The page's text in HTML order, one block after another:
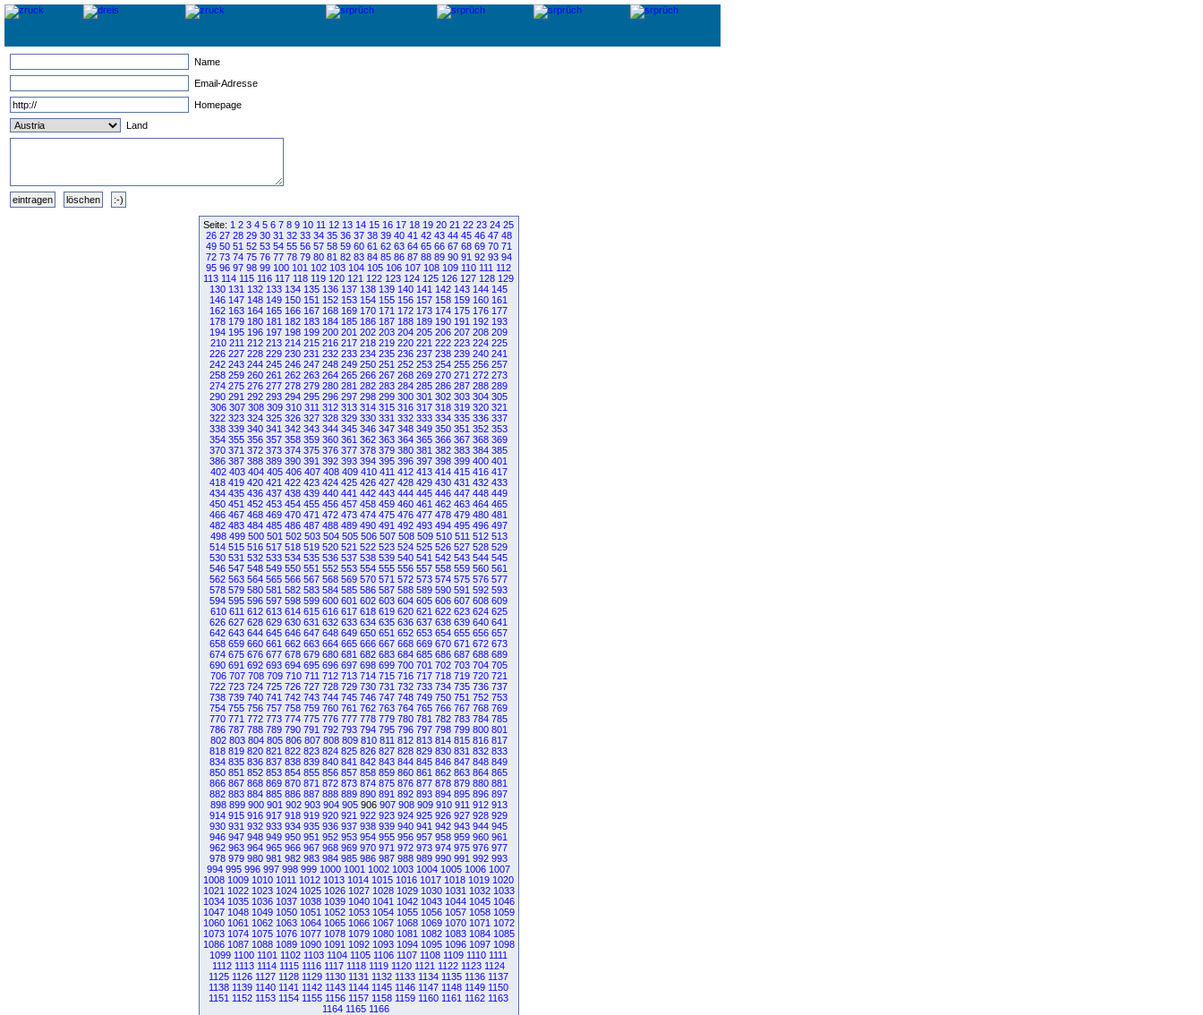
Name
Email-Adresse
Homepage
Land
Seite: 1 2 3 4 5 6 7 8 9 10 11 12 13 14 15 16 17 18 19 20 21 22 23 24 25
26 27 28 29 30 31 32 33 34 35 36 37 38 39 40 41 42 43 44 45 46 47 48
49 50 51 52 53 54 55 56 57 58 59 60 61 62 63 64 65 66 67 68 69 70 71
72 73 74 75 76 77 78 79 80 81 82 83 84 85 86 87 88 89 90 91 92 93 94
95 96 97 98 99 100 101 102 103 104 105 106 107 108 109 110 111 112
113 114 115 116 117 118 119 120 121 122 123 124 125 126 127 128 129
130 131 132 133 134 135 136 137 138 139 140 141 142 143 144 145
146 147 148 149 150 151 152 153 154 155 156 157 158 159 160 161
162 163 164 165 166 167 168 169 170 171 172 173 174 175 176 177
178 179 180 181 182 183 184 185 186 187 188 189 190 191 192 193
194 195 196 197 198 199 200 201 202 203 204 205 206 207 208 209
210 211 212 213 214 215 216 217 218 219 220 221 222 223 224 225
226 227 228 229 230 231 232 233 234 235 236 237 238 239 240 241
242 243 244 245 246 247 248 249 250 251 252 253 254 255 256 257
258 259 260 261 262 263 264 265 266 267 268 269 270 271 272 273
274 275 276 277 278 279 280 281 282 283 284 285 286 287 288 289
290 291 292 293 294 295 296 297 298 299 300 301 302 303 304 305
306 307 308 309 310 311 312 313 314 315 316 317 318 319 320 321
322 323 324 325 326 327 328 329 330 331 332 333 334 335 336 337
338 339 340 341 342 343 344 345 346 347 348 349 350 351 352 353
354 355 356 357 358 359 360 361 362 363 364 365 366 367 368 369
370 371 372 373 374 375 376 377 378 379 380 381 382 383 384 385
386 387 388 389 390 391 392 393 394 395 396 397 398 399 400 401
402 403 404 405 406 407 408 409 410 411 412 413 414 415 416 417
418 419 420 421 422 423 424 425 426 427 428 429 430 431 432 433
434 435 436 437 438 439 440 441 442 443 444 445 446 447 448 449
450 451 452 453 454 455 456 457 458 459 460 461 462 463 464 465
466 467 468 469 470 471 472 473 474 475 476 477 478 479 480 481
482 483 484 485 486 487 488 489 490 491 492 493 494 495 496 497
498 499 500 501 502 503 504 505 506 507 508 509 510 511 512 513
514 515 516 517 518 519 520 521 522 523 524 525 526 527 528 529
530 531 532 533 534 535 536 537 538 539 540 541 542 543 544 545
546 547 548 549 550 551 552 553 554 555 556 557 558 559 560 561
562 563 564 565 566 567 568 569 570 571 572 573 574 575 576 577
578 579 580 581 582 583 584 585 586 587 588 589 590 591 592 593
594 595 596 597 598 599 600 601 602 603 604 605 606 607 608 609
610 611 612 613 614 615 616 617 618 619 620 621 622 623 624 625
626 627 628 629 630 631 632 633 634 635 636 637 638 639 640 641
642 643 644 645 646 647 648 649 650 651 652 653 654 655 656 657
658 659 660 661 662 663 664 665 666 667 668 669 670 671 672 673
674 675 676 677 678 679 680 681 682 683 684 685 686 687 688 689
690 691 692 693 694 695 696 697 698 699 700 701 702 703 704 705
706 707 708 709 710 711 712 713 714 715 716 717 718 719 720 721
722 723 724 725 726 727 728 729 730 731 732 733 734 735 736 737
738 739 740 741 742 743 744 745 746 747 748 749 750 751 752 753
754 755 756 757 758 759 760 761 762 763 764 765 766 767 768 769
770 771 772 773 774 775 776 777 778 779 780 781 782 783 784 785
786 787 788 789 790 791 792 793 794 795 796 797 798 799 800 801
802 803 804 805 806 807 808 809 810 811 812 813 814 815 816 817
818 819 820 821 822 823 824 825 826 827 828 829 830 831 832 833
834 835 836 837 838 839 840 841 842 843 844 845 846 847 848 849
850 851 852 853 854 855 856 857 858 859 860 861 862 863 864 865
866 867 868 869 870 871 872 873 874 875 876 877 878 879 880 881
882 883 884 885 886 887 888 889 890 891 892 893 894 895 896 897
898 899 900 901 902 903 904 905906 907 908 909 910 911 912 913
914 915 916 917 918 919 920 921 922 923 924 925 926 927 928 929
930 931 932 933 934 935 936 937 938 939 940 941 942 943 944 945
946 947 948 949 950 951 952 953 954 955 956 957 958 959 960 961
962 963 964 965 966 967 968 969 970 971 972 973 974 975 976 977
978 979 980 981 982 983 984 985 986 987 988 989 990 991 992 993
994 995 996 997 998 999 1000 1001 1002 1003 1004 1005 1006 1007
1008 1009 1010 1011 1012 1013 1014 1015 1016 1017 1018 1019 1020
1021 1022 1023 1024 1025 1026 1027 1028 1029 1030 1031 1032 1033
1034 1035 1036 1037 1038 1039 1040 1041 1042 1043 1044 1045 1046
1047 1048 1049 1050 1051 1052 1053 1054 1055 1056 1057 1058 1059
1060 1061 1062 1063 1064 1065 1066 1067 1068 1069 1070 1071 1072
1073 1074 1075 1076 1077 1078 1079 1080 1081 1082 1083 1084 1085
1086 1087 1088 1089 1090 1091 1092 1093 1094 1095 1096 1097 1098
1099 1100 1101 1102 1103 1104 1105 1106 1107 1108 1109 1110 1111
1112 1113 1114 1115 1116 1117 1118 1119 1120 1121 1122 1123 1124
1125 1126 1127 1128 1129 1130 1131 1132 1133 1134 1135 1136 1137
1138 1139 1140 1141 1142 1143 1144 1145 1146 1147 1148 1149 1150
1151 1152 1153 1154 1155 1156 1157 1158 1159 1160 1161 1162 1163
1164 1165 1166